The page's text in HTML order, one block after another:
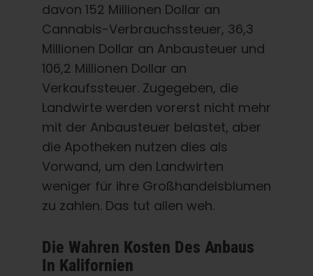
davon 152 Millionen Dollar an
Cannabis-Verbrauchssteuer, 36,3
Millionen Dollar an Anbausteuer und
106,2 Millionen Dollar an
Verkaufssteuer. Zugegeben, die
Landwirte werden vorerst nicht mehr
mit der Anbausteuer belastet, aber
die Apotheken nutzen dies als
Vorwand, um den Landwirten
weniger für ihre Großhandelsblumen
zu zahlen. Das tut allen weh.
Die Wahren Kosten Des Anbaus
In Kalifornien